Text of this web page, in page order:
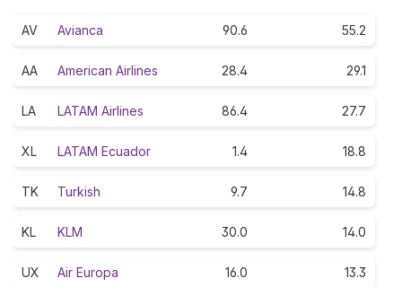
AV Avianca 90.6 55.2
AA American Airlines 28.4 29.1
LA LATAM Airlines 86.4 27.7
XL LATAM Ecuador 1.4 18.8
TK Turkish 9.7 14.8
KL KLM 30.0 14.0
UX Air Europa 16.0 13.3